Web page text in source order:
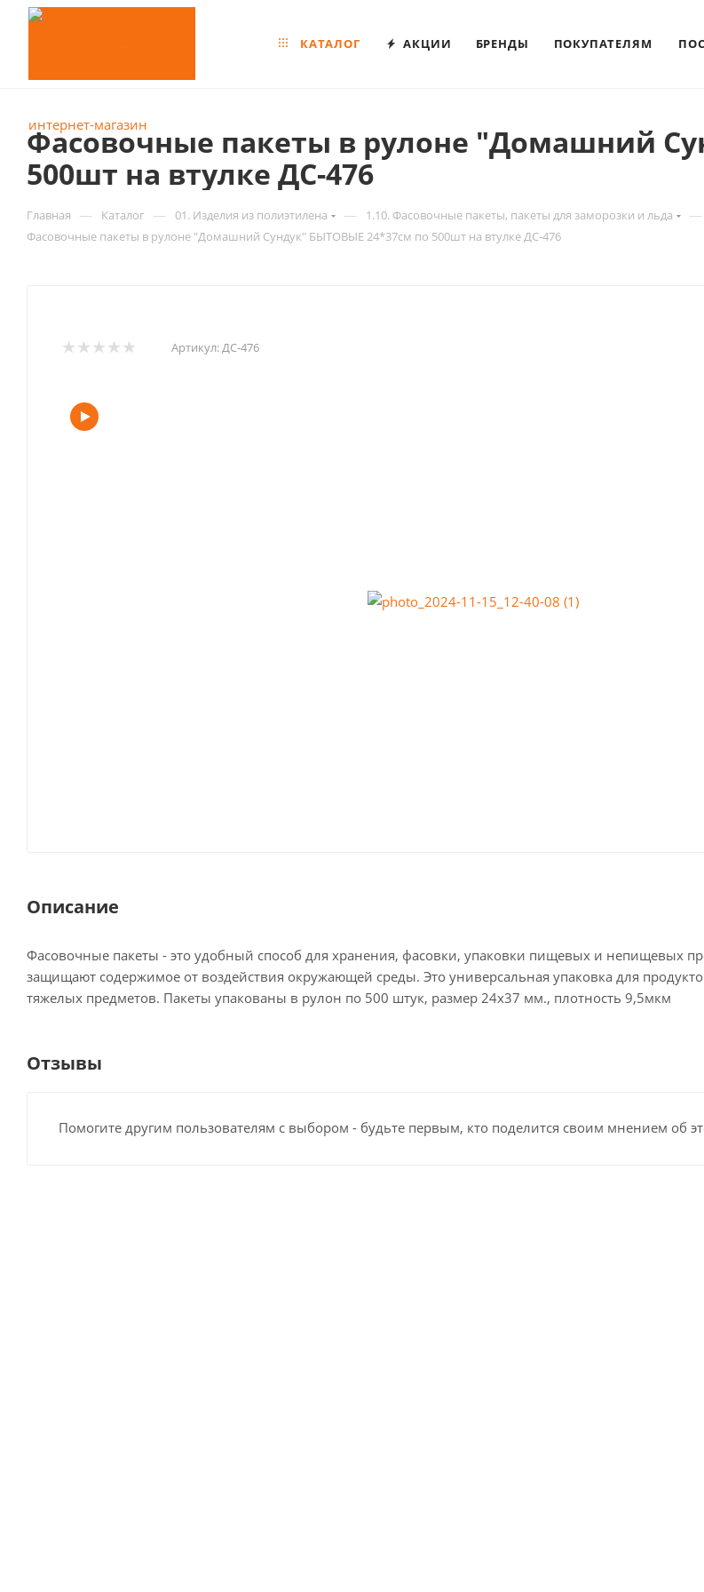
КАТАЛОГ АКЦИИ БРЕНДЫ ПОКУПАТЕЛЯМ
Фасовочные пакеты в рулоне "Домашний
500шт на втулке ДС-476
Главная — Каталог — 01. Изделия из полиэтилена — 1.10. Фасовочные пакеты, пакеты для заморозки и льда —
Фасовочные пакеты в рулоне "Домашний Сундук" БЫТОВЫЕ 24*37см по 500шт на втулке ДС-476
Артикул:ДС-476
Описание
Фасовочные пакеты - это удобный способ для хранения, фасовки, упаковки пищевых и непищевых
защищают содержимое от воздействия окружающей среды. Это универсальная упаковка для
тяжелых предметов. Пакеты упакованы в рулон по 500 штук, размер 24х37 мм., плотность 9,5мкм
Отзывы
Помогите другим пользователям с выбором - будьте первым, кто поделится своим мнением об